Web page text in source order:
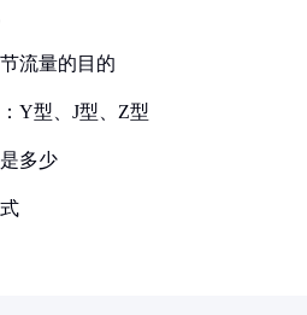
流量的目的
Y型、J型、Z型
多少